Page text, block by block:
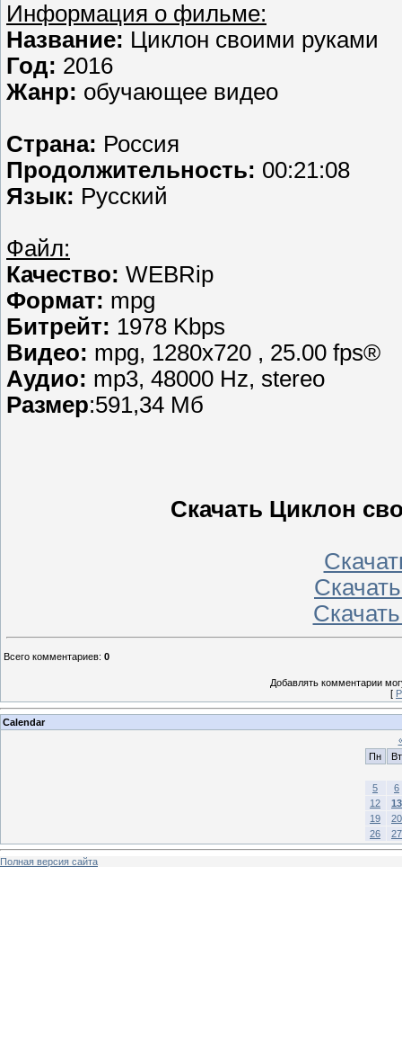
Информация о фильме:
Название: Циклон своими руками
Год: 2016
Жанр: обучающее видео
Страна: Россия
Продолжительность: 00:21:08
Язык: Русский
Файл:
Качество: WEBRip
Формат: mpg
Битрейт: 1978 Kbps
Видео: mpg, 1280х720 , 25.00 fps®
Аудио: mp3, 48000 Hz, stereo
Размер:591,34 Мб
Скачать Циклон
Всего комментариев: 0
Добавлять комментарии
[
Calendar
Пн
Вт
5
6
12
13
19
20
26
27
Полная версия сайта